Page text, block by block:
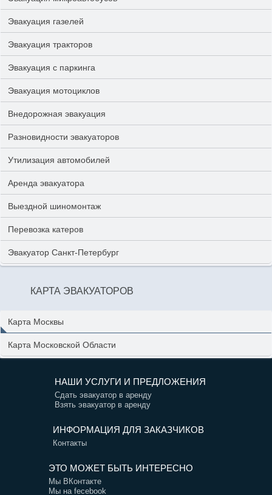
Эвакуация газелей
Эвакуация тракторов
Эвакуация с паркинга
Эвакуация мотоциклов
Внедорожная эвакуация
Разновидности эвакуаторов
Утилизация автомобилей
Аренда эвакуатора
Выездной шиномонтаж
Перевозка катеров
Эвакуатор Санкт-Петербург
КАРТА ЭВАКУАТОРОВ
Карта Москвы
Карта Московской Области
НАШИ УСЛУГИ И ПРЕДЛОЖЕНИЯ
Сдать эвакуатор в аренду
Взять эвакуатор в аренду
ИНФОРМАЦИЯ ДЛЯ ЗАКАЗЧИКОВ
Контакты
ЭТО МОЖЕТ БЫТЬ ИНТЕРЕСНО
Мы ВКонтакте
Мы на fecebook